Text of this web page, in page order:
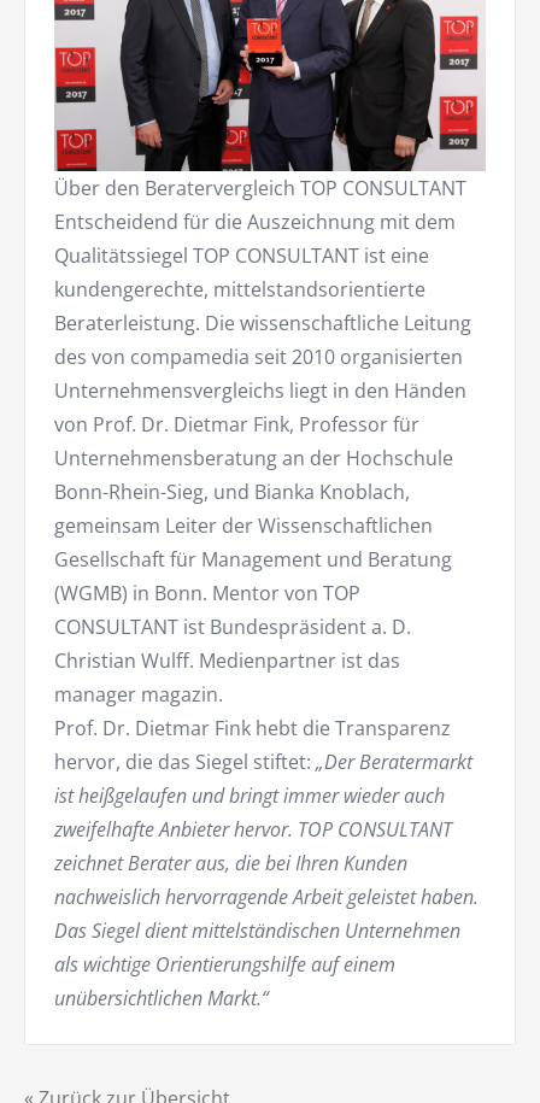
Über den Beratervergleich TOP CONSULTANT
Entscheidend für die Auszeichnung mit dem
Qualitätssiegel TOP CONSULTANT ist eine
kundengerechte, mittelstandsorientierte
Beraterleistung. Die wissenschaftliche Leitung
des von compamedia seit 2010 organisierten
Unternehmensvergleichs liegt in den Händen
von Prof. Dr. Dietmar Fink, Professor für
Unternehmensberatung an der Hochschule
Bonn-Rhein-Sieg, und Bianka Knoblach,
gemeinsam Leiter der Wissenschaftlichen
Gesellschaft für Management und Beratung
(WGMB) in Bonn. Mentor von TOP
CONSULTANT ist Bundespräsident a. D.
Christian Wulff. Medienpartner ist das
manager magazin.
Prof. Dr. Dietmar Fink hebt die Transparenz
hervor, die das Siegel stiftet: „Der Beratermarkt
ist heißgelaufen und bringt immer wieder auch
zweifelhafte Anbieter hervor. TOP CONSULTANT
zeichnet Berater aus, die bei Ihren Kunden
nachweislich hervorragende Arbeit geleistet haben.
Das Siegel dient mittelständischen Unternehmen
als wichtige Orientierungshilfe auf einem
unübersichtlichen Markt.“